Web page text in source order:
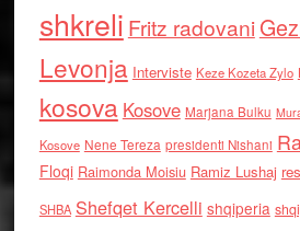
shkreli Fritz radovani
Levonja Interviste Keze Kozeta Zylo
kosova Kosove Marjana Bulku
Kosove Nene Tereza presidenti Nishani
Floqi Raimonda Moisiu Ramiz Lushaj
SHBA Shefqet Kercelli shqiperia